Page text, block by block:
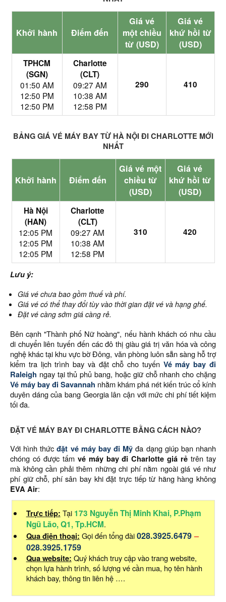
Khởi hành Điểm đến
Giá vé
một chiều
từ (USD)
Giá vé
khứ hồi từ
(USD)
TPHCM
(SGN)
01:50 AM
12:50 PM
12:50 PM
Charlotte
(CLT)
09:27 AM
10:38 AM
12:58 PM
290 410
BẢNG GIÁ VÉ MÁY BAY TỪ HÀ NỘI ĐI CHARLOTTE MỚI
NHẤT
Khởi hành Điểm đến
Giá vé một
chiều từ
(USD)
Giá vé
khứ hồi từ
(USD)
Hà Nội
(HAN)
12:05 PM
12:05 PM
12:05 PM
Charlotte
(CLT)
09:27 AM
10:38 AM
12:58 PM
310 420
Lưu ý:
Giá vé chưa bao gồm thuế và phí.
Giá vé có thể thay đổi tùy vào thời gian đặt vé và hạng ghế.
Đặt vé càng sớm giá càng rẻ.
Bên cạnh "Thành phố Nữ hoàng", nếu hành khách có nhu cầu
di chuyển liên tuyến đến các đô thị giàu giá trị văn hóa và công
nghệ khác tại khu vực bờ Đông, văn phòng luôn sẵn sàng hỗ trợ
kiểm tra lịch trình bay và đặt chỗ cho tuyến Vé máy bay đi
Raleigh ngay tại thủ phủ bang, hoặc giữ chỗ nhanh cho chặng
Vé máy bay đi Savannah nhằm khám phá nét kiến trúc cổ kính
duyên dáng của bang Georgia lân cận với mức chi phí tiết kiệm
tối đa.
ĐẶT VÉ MÁY BAY ĐI CHARLOTTE BẰNG CÁCH NÀO?
Với hình thức đặt vé máy bay đi Mỹ đa dạng giúp bạn nhanh
chóng có được tấm vé máy bay đi Charlotte giá rẻ trên tay
mà không cần phải thêm những chi phí nằm ngoài giá vé như
phí giữ chỗ, phí sân bay khi đặt trực tiếp từ hãng hàng không
EVA Air:
Trực tiếp: Tại 173 Nguyễn Thị Minh Khai, P.Phạm
Ngũ Lão, Q1, Tp.HCM.
Qua điện thoại: Gọi đến tổng đài028.3925.6479–
028.3925.1759
Qua website: Quý khách truy cập vào trang website,
chọn lựa hành trình, số lượng vé cần mua, họ tên hành
khách bay, thông tin liên hệ ….